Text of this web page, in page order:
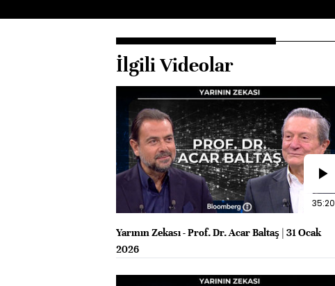
İlgili Videolar
35:20
Yarının Zekası - Prof. Dr. Acar Baltaş | 31 Ocak
2026